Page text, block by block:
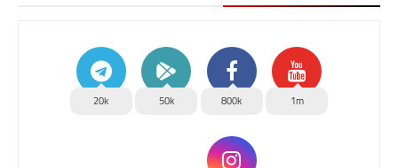
1m
800k
50k
20k